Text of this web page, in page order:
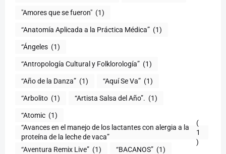
"Amores que se fueron" (1)
“Anatomía Aplicada a la Práctica Médica” (1)
“Ángeles (1)
“Antropología Cultural y Folklorología” (1)
“Año de la Danza” (1) “Aquí Se Va” (1)
“Arbolito (1) “Artista Salsa del Año”. (1)
“Atomic (1)
“Avances en el manejo de los lactantes con alergia a la
proteína de la leche de vaca”
(
1
)
“Aventura Remix Live” (1) “BACANOS” (1)